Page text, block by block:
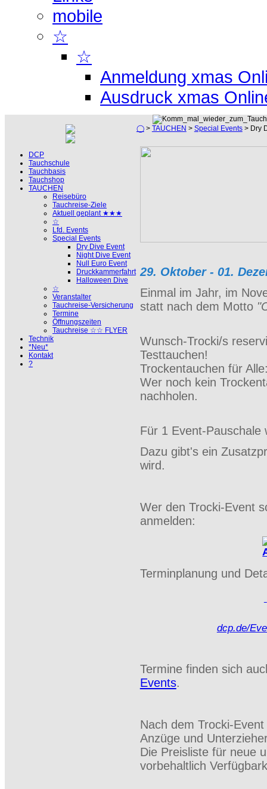
mobile
☆
☆
Anmeldung xmas
Ausdruck xmas
DCP
Tauchschule
Tauchbasis
Tauchshop
TAUCHEN
Reisebüro
Tauchreise-Ziele
Aktuell geplant ★★★
☆
Lfd. Events
Special Events
Dry Dive Event
Night Dive Event
Null Euro Event
Druckkammerfahrt
Halloween Dive
☆
Veranstalter
Tauchreise-Versicherung
Termine
Öffnungszeiten
Tauchreise ☆☆ FLYER
Technik
*Neu*
Kontakt
?
◯> TAUCHEN > Special Events> Dry
29. Oktober - 01.
Einmal im Jahr, im
statt nach dem Motto
Wunsch-Trocki/s
Testtauchen!
Trockentauchen für
Wer noch kein
nachholen.
Für 1 Event-Pauschale
Dazu gibt's ein
wird.
Wer den Trocki-Event
anmelden:
Terminplanung und
dcp.de/
Termine finden sich
Events.
Nach dem Trocki-
Anzüge und
Die Preisliste für neue
vorbehaltlich